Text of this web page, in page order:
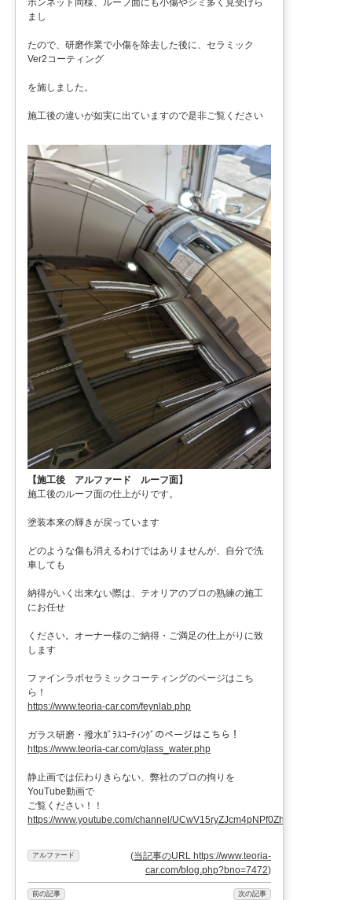
ボンネット同様、ルーフ面にも小傷やシミ多く見受けら
まし
たので、研磨作業で小傷を除去した後に、セラミック
Ver2コーティング
を施しました。
施工後の違いが如実に出ていますので是非ご覧ください
【施工後 アルファード ルーフ面】
施工後のルーフ面の仕上がりです。
塗装本来の輝きが戻っています
どのような傷も消えるわけではありませんが、自分で洗
車しても
納得がいく出来ない際は、テオリアのプロの熟練の施工
にお任せ
ください。オーナー様のご納得・ご満足の仕上がりに致
します
ファインラボセラミックコーティングのページはこち
ら！
https://www.teoria-car.com/feynlab.php
ガラス研磨・撥水ｶﾞﾗｽｺｰﾃｨﾝｸﾞのページはこちら！
https://www.teoria-car.com/glass_water.php
静止画では伝わりきらない、弊社のプロの拘りを
YouTube動画で
ご覧ください！！
https://www.youtube.com/channel/UCwV15ryZJcm4pNPf0ZhXu9g
アルファード (当記事のURL https://www.teoria-
car.com/blog.php?bno=7472)
前の記事 次の記事